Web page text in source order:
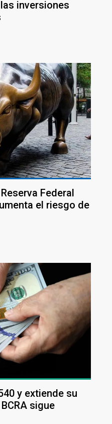
inversiones
Federal
el riesgo de
y extiende su
sigue